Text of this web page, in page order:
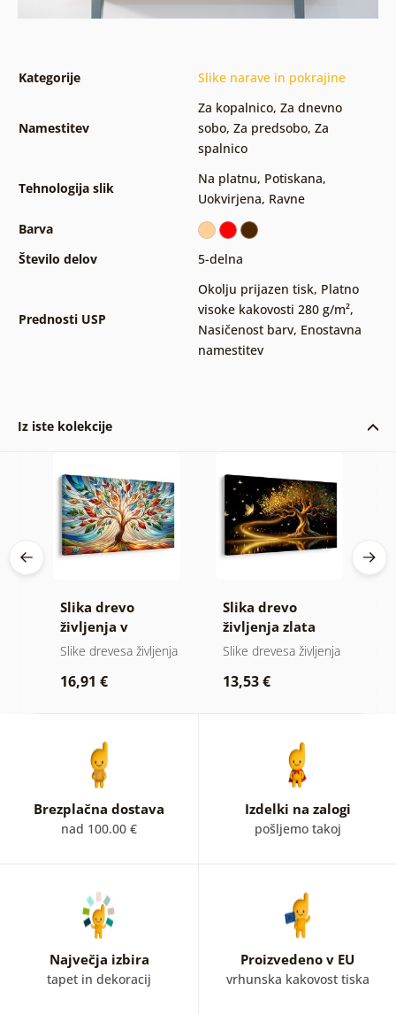
Kategorije Slike narave in pokrajine
Namestitev
Za kopalnico, Za dnevno
sobo, Za predsobo, Za
spalnico
Tehnologija slik
Na platnu, Potiskana,
Uokvirjena, Ravne
Barva
Število delov
5-delna
Prednosti USP
Okolju prijazen tisk, Platno
visoke kakovosti 280 g/m²,
Nasičenost barv, Enostavna
namestitev
Iz iste kolekcije
Slika drevo
življenja v
barvnem vitražu
Slike drevesa življenja
16,91 €
Slika drevo
življenja zlata
magija
Slike drevesa življenja
13,53 €
Brezplačna dostava
nad 100.00 €
Izdelki na zalogi
pošljemo takoj
Največja izbira
tapet in dekoracij
Proizvedeno v EU
vrhunska kakovost tiska